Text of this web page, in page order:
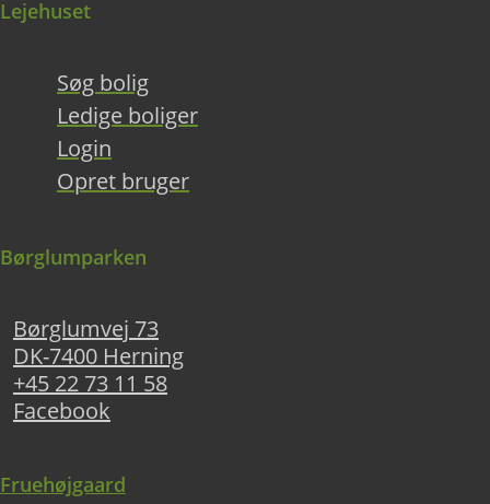
Lejehuset
Søg bolig
Ledige boliger
Login
Opret bruger
Børglumparken
Børglumvej 73
DK-7400 Herning
+45 22 73 11 58
Facebook
Fruehøjgaard